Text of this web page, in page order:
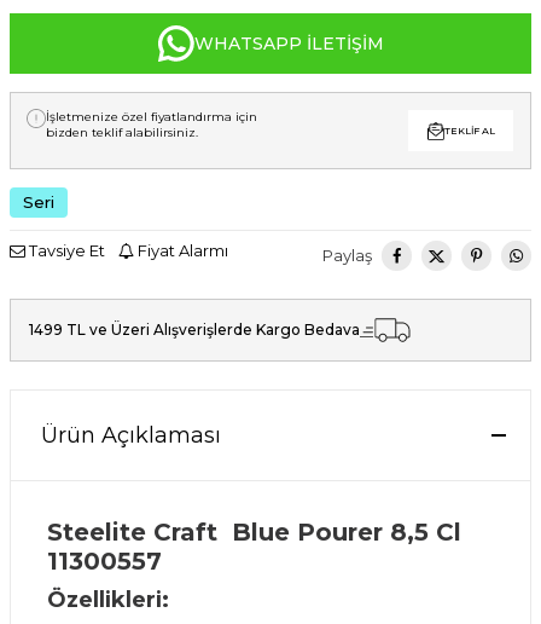
WHATSAPP İLETIŞIM
İşletmenize özel fiyatlandırma için
bizden teklif alabilirsiniz.
TEKLIF AL
Seri
Tavsiye Et Fiyat Alarmı Paylaş
1499 TL ve Üzeri Alışverişlerde Kargo Bedava
Ürün Açıklaması
Steelite Craft Blue Pourer 8,5 Cl
11300557
Özellikleri: